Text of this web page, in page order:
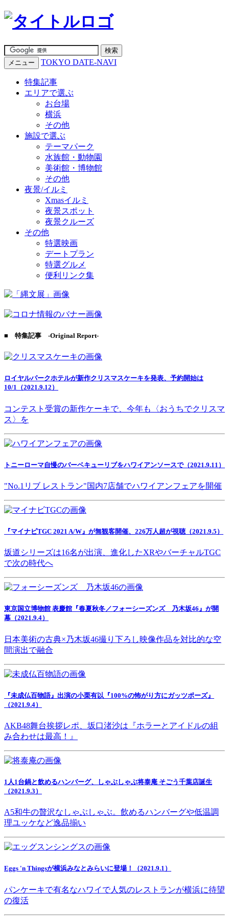
メニュー TOKYO DATE-NAVI
特集記事
エリアで選ぶ
お台場
横浜
その他
施設で選ぶ
テーマパーク
水族館・動物園
美術館・博物館
その他
夜景/イルミ
Xmasイルミ
夜景スポット
夜景クルーズ
その他
特選映画
デートプラン
特選グルメ
便利リンク集
■ 特集記事 -Original Report-
ロイヤルパークホテルが新作クリスマスケーキを発表、予約開始は
10/1（2021.9.12）
コンテスト受賞の新作ケーキで、今年も〈おうちでクリスマ
ス〉を
トニーローマ自慢のバーベキューリブをハワイアンソースで（2021.9.11）
"No.1リブ レストラン"国内7店舗でハワイアンフェアを開催
『マイナビTGC 2021 A/W』が無観客開催、226万人超が視聴（2021.9.5）
坂道シリーズは16名が出演、進化したXRやバーチャルTGC
で次の時代へ
東京国立博物館 表慶館『春夏秋冬／フォーシーズンズ 乃木坂46』が開
幕（2021.9.4）
日本美術の古典×乃木坂46撮り下ろし映像作品を対比的な空
間演出で融合
『未成仏百物語』出演の小栗有以『100%の怖がり方にガッツポーズ』
（2021.9.4）
AKB48舞台挨拶レポ、坂口渚沙は『ホラーとアイドルの組
み合わせは最高！』
1人1台鍋と飲めるハンバーグ、しゃぶしゃぶ将泰庵 そごう千葉店誕生
（2021.9.3）
A5和牛の贅沢なしゃぶしゃぶ。飲めるハンバーグや低温調
理ユッケなど逸品揃い
Eggs 'n Thingsが横浜みなとみらいに登場！（2021.9.1）
パンケーキで有名なハワイで人気のレストランが横浜に待望
の復活